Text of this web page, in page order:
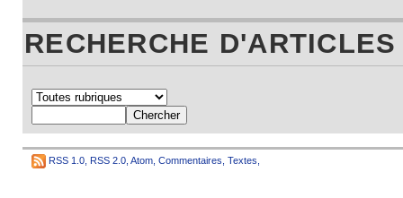
RECHERCHE D'ARTICLES
RSS 1.0 RSS 2.0 Atom Commentaires Textes